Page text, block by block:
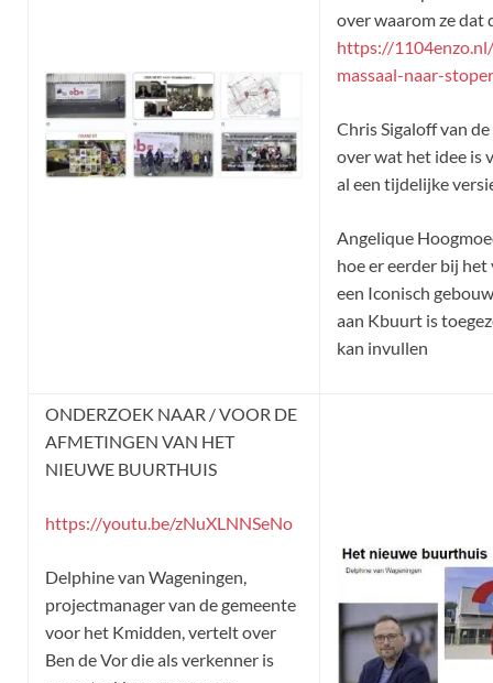
over waarom ze dat
https://
massaal-naar-
Chris Sigaloff van
over wat het idee is
al een tijdelijke
Angelique
hoe er eerder bij
een Iconisch
aan Kbuurt is
kan invullen
ONDERZOEK NAAR / VOOR DE
AFMETINGEN VAN HET
NIEUWE BUURTHUIS
https://youtu.be/zNuXLNNSeNo
Delphine van Wageningen,
projectmanager van de gemeente
voor het Kmidden, vertelt over
Ben de Vor die als verkenner is